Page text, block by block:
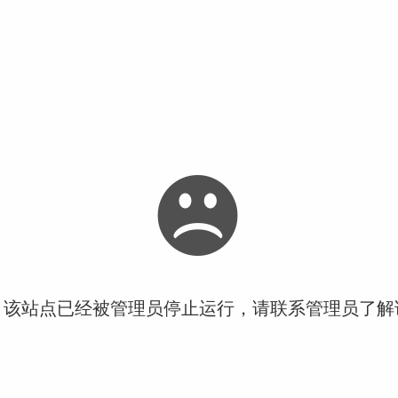
站点已经被管理员停止运行，请联系管理员了